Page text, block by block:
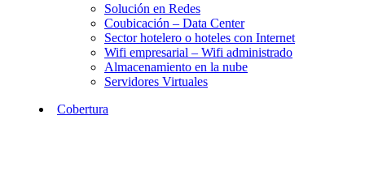
Solución en Redes
Coubicación – Data Center
Sector hotelero o hoteles con Internet
Wifi empresarial – Wifi administrado
Almacenamiento en la nube
Servidores Virtuales
Cobertura